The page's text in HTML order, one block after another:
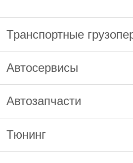
Транспортные
Автосервисы
Автозапчасти
Тюнинг